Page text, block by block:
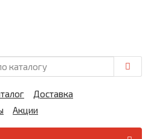
Доставка
Акции